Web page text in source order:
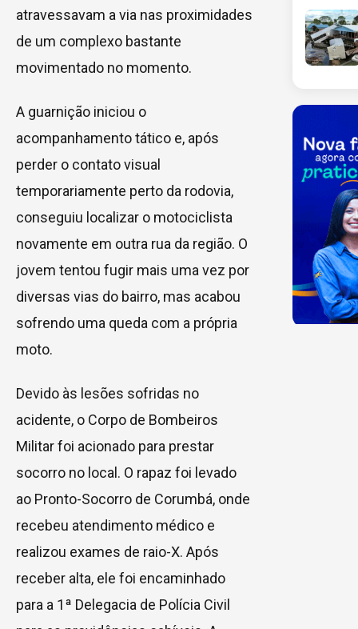
atravessavam a via nas proximidades
de um complexo bastante
movimentado no momento.
A guarnição iniciou o
acompanhamento tático e, após
perder o contato visual
temporariamente perto da rodovia,
conseguiu localizar o motociclista
novamente em outra rua da região. O
jovem tentou fugir mais uma vez por
diversas vias do bairro, mas acabou
sofrendo uma queda com a própria
moto.
Devido às lesões sofridas no
acidente, o Corpo de Bombeiros
Militar foi acionado para prestar
socorro no local. O rapaz foi levado
ao Pronto-Socorro de Corumbá, onde
recebeu atendimento médico e
realizou exames de raio-X. Após
receber alta, ele foi encaminhado
para a 1ª Delegacia de Polícia Civil